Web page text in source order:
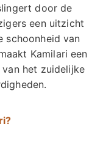
door de
een uitzicht
schoonheid van
Kamilari een
het zuidelijke